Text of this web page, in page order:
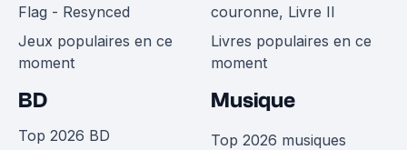
Flag - Resynced
Jeux populaires en ce
moment
couronne, Livre II
Livres populaires en ce
moment
BD
Top 2026 BD
Musique
Top 2026 musiques